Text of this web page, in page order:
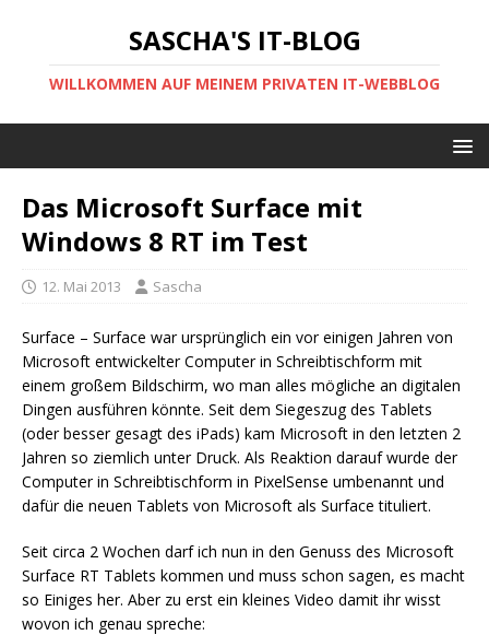
SASCHA'S IT-BLOG
WILLKOMMEN AUF MEINEM PRIVATEN IT-WEBBLOG
Das Microsoft Surface mit
Windows 8 RT im Test
12. Mai 2013 Sascha
Surface – Surface war ursprünglich ein vor einigen Jahren von
Microsoft entwickelter Computer in Schreibtischform mit
einem großem Bildschirm, wo man alles mögliche an digitalen
Dingen ausführen könnte. Seit dem Siegeszug des Tablets
(oder besser gesagt des iPads) kam Microsoft in den letzten 2
Jahren so ziemlich unter Druck. Als Reaktion darauf wurde der
Computer in Schreibtischform in PixelSense umbenannt und
dafür die neuen Tablets von Microsoft als Surface tituliert.
Seit circa 2 Wochen darf ich nun in den Genuss des Microsoft
Surface RT Tablets kommen und muss schon sagen, es macht
so Einiges her. Aber zu erst ein kleines Video damit ihr wisst
wovon ich genau spreche: